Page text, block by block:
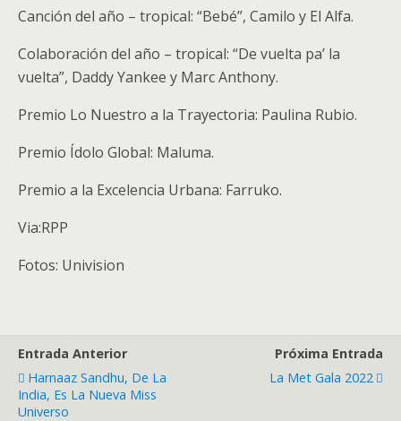
Canción del año – tropical: “Bebé”, Camilo y El Alfa.
Colaboración del año – tropical: “De vuelta pa’ la
vuelta”, Daddy Yankee y Marc Anthony.
Premio Lo Nuestro a la Trayectoria: Paulina Rubio.
Premio Ídolo Global: Maluma.
Premio a la Excelencia Urbana: Farruko.
Via:RPP
Fotos: Univision
Entrada Anterior
Harnaaz Sandhu, De La
India, Es La Nueva Miss
Universo
Próxima Entrada
La Met Gala 2022